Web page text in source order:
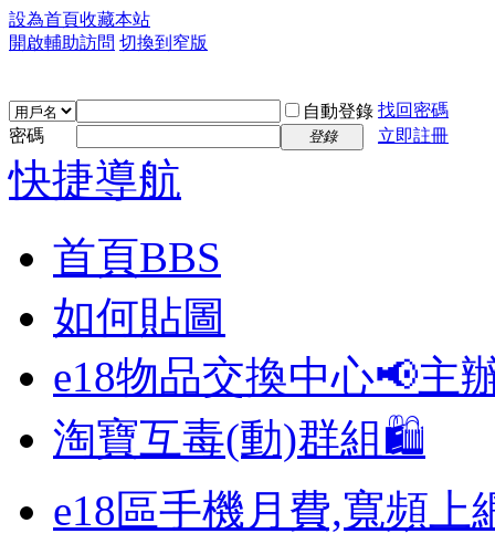
設為首頁收藏本站
開啟輔助訪問 切換到窄版
自動登錄 找回密碼
密碼
登錄 立即註冊
快捷導航
首頁BBS
如何貼圖
e18物品交換中心📢主
淘寶互毒(動)群組🛍️
e18區手機月費,寬頻上